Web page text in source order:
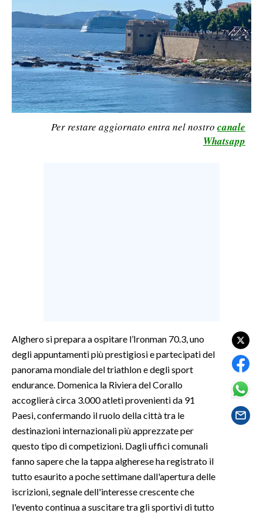
ECONOMIA
SERVIZI ALLE IMPRESE
LAVORO
BANDI
SPETTACOLI
GOSSIP
SALUTE
SARDEGNA TURISMO
SARDI NEL MONDO
NOTIZIE
EVENTI
Per restare aggiornato entra nel nostro canale
Whatsapp
Alghero si prepara a ospitare l’Ironman 70.3, uno
degli appuntamenti più prestigiosi e partecipati del
panorama mondiale del triathlon e degli sport
endurance. Domenica la Riviera del Corallo
accoglierà circa 3.000 atleti provenienti da 91
Paesi, confermando il ruolo della città tra le
destinazioni internazionali più apprezzate per
questo tipo di competizioni. Dagli uffici comunali
fanno sapere che la tappa algherese ha registrato il
tutto esaurito a poche settimane dall'apertura delle
iscrizioni, segnale dell'interesse crescente che
l'evento continua a suscitare tra gli sportivi di tutto